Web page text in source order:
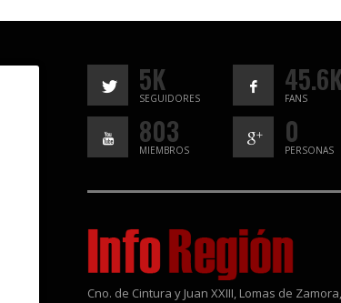
5K
SEGUIDORES FANS
803
MIEMBROS
0
PERSONAS
Cno. de Cintura y Juan XXIII, Lomas de